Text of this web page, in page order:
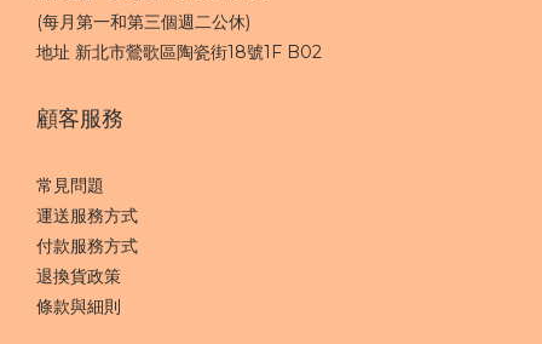
(每月第一和第三個週二公休)
地址 新北市鶯歌區陶瓷街18號1F​ B02
顧客服務
常見問題
運送服務方式
付款服務方式
退換貨政策
條款與細則